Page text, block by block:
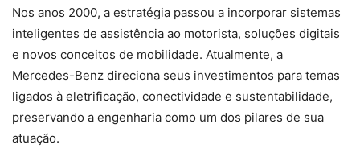
Nos anos 2000, a estratégia passou a incorporar sistemas
inteligentes de assistência ao motorista, soluções digitais
e novos conceitos de mobilidade. Atualmente, a
Mercedes-Benz direciona seus investimentos para temas
ligados à eletrificação, conectividade e sustentabilidade,
preservando a engenharia como um dos pilares de sua
atuação.